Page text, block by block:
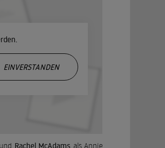
EINVERSTANDEN
Rachel McAdams als Annie